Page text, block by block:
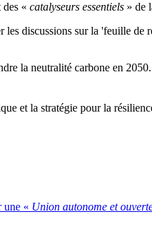
« catalyseurs essentiels » de
discussions sur la 'feuille
la neutralité carbone en
et la stratégie pour la
une « Union autonome et